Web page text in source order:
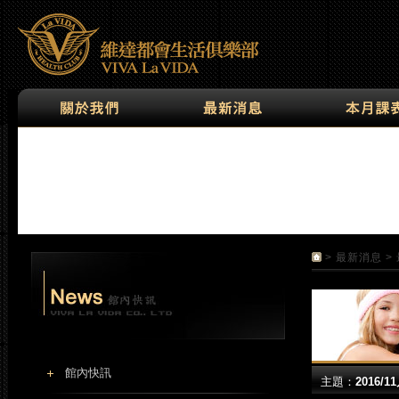
> 最新消息 >
主題：2016/
館內快訊